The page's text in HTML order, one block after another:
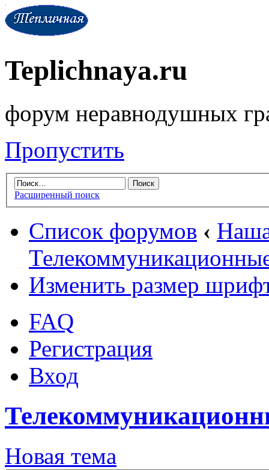
Teplichnaya.ru
форум неравнодушных
Пропустить
Расширенный поиск
Список форумов ‹
Изменить размер
FAQ
Регистрация
Вход
Новая тема